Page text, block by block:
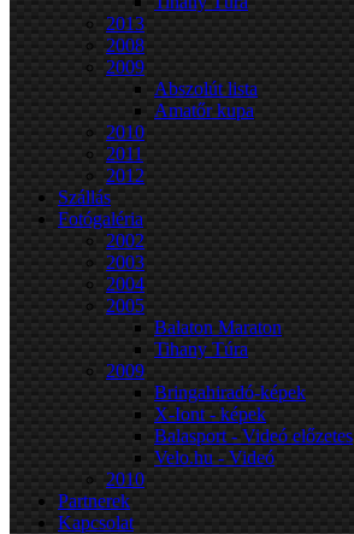
2013
2008
2009
Abszolút lista
Amatőr kupa
2010
2011
2012
Szállás
Fotógaléria
2002
2003
2004
2005
Balaton Maraton
Tihany Túra
2009
Bringahiradó-képek
X-Iont - képek
Balasport - Videó előzetes
Velo.hu - Videó
2010
Partnerek
Kapcsolat